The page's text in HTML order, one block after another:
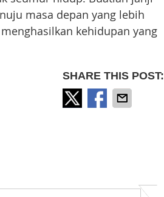
masa depan yang lebih
kehidupan yang
SHARE THIS POST: